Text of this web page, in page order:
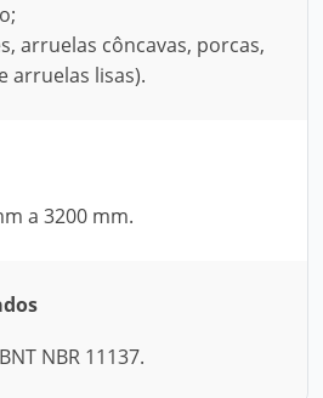
arruelas côncavas, porcas,
arruelas lisas).
a 3200 mm.
NBR 11137.